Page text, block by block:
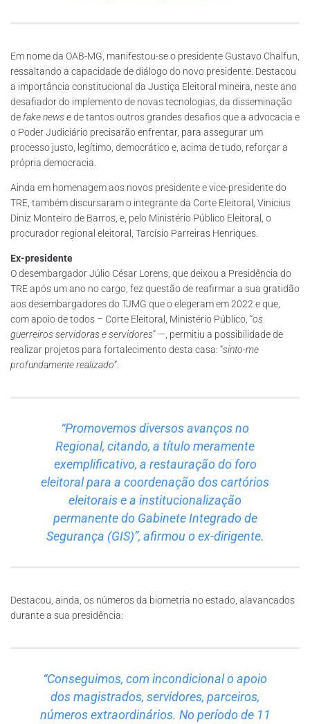
Em nome da OAB-MG, manifestou-se o presidente Gustavo Chalfun,
ressaltando a capacidade de diálogo do novo presidente. Destacou
a importância constitucional da Justiça Eleitoral mineira, neste ano
desafiador do implemento de novas tecnologias, da disseminação
de fake newse de tantos outros grandes desafios que a advocacia e
o Poder Judiciário precisarão enfrentar, para assegurar um
processo justo, legítimo, democrático e, acima de tudo, reforçar a
própria democracia.
Ainda em homenagem aos novos presidente e vice-presidente do
TRE, também discursaram o integrante da Corte Eleitoral, Vinicius
Diniz Monteiro de Barros, e, pelo Ministério Público Eleitoral, o
procurador regional eleitoral, Tarcísio Parreiras Henriques.
Ex-presidente
O desembargador Júlio César Lorens, que deixou a Presidência do
TRE após um ano no cargo, fez questão de reafirmar a sua gratidão
aos desembargadores do TJMG que o elegeram em 2022 e que,
com apoio de todos – Corte Eleitoral, Ministério Público, “os
guerreiros servidoras e servidores” —, permitiu a possibilidade de
realizar projetos para fortalecimento desta casa: “sinto-me
profundamente realizado”.
“Promovemos diversos avanços no
Regional, citando, a título meramente
exemplificativo, a restauração do foro
eleitoral para a coordenação dos cartórios
eleitorais e a institucionalização
permanente do Gabinete Integrado de
Segurança (GIS)”, afirmou o ex-dirigente.
Destacou, ainda, os números da biometria no estado, alavancados
durante a sua presidência:
“Conseguimos, com incondicional o apoio
dos magistrados, servidores, parceiros,
números extraordinários. No período de 11